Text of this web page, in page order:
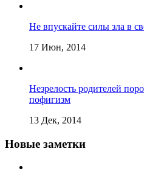
Не впускайте силы зла в
17 Июн, 2014
Незрелость родителей
пофигизм
13 Дек, 2014
Новые заметки